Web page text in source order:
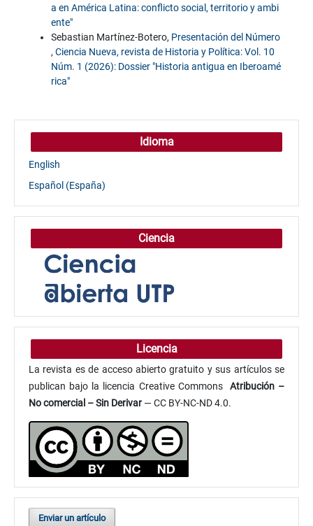
a en América Latina: conflicto social, territorio y ambi
ente"
Sebastian Martínez-Botero, Presentación del Número
, Ciencia Nueva, revista de Historia y Política: Vol. 10
Núm. 1 (2026): Dossier "Historia antigua en Iberoamé
rica"
Idioma
English
Español (España)
Ciencia
Licencia
La revista es de acceso abierto gratuito y sus artículos se
publican bajo la licencia Creative Commons
Atribución–
No comercial – Sin Derivar — CC BY-NC-ND 4.0.
Enviar un artículo